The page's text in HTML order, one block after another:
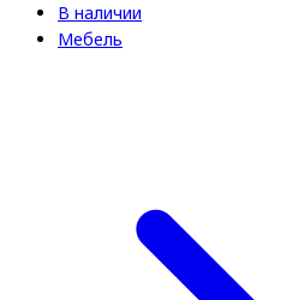
В наличии
Мебель